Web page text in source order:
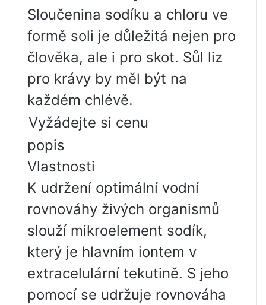
Sloučenina sodíku a chloru ve
formě soli je důležitá nejen pro
člověka, ale i pro skot. Sůl liz
pro krávy by měl být na
každém chlévě.
Vyžádejte si cenu
popis
Vlastnosti
K udržení optimální vodní
rovnováhy živých organismů
slouží mikroelement sodík,
který je hlavním iontem v
extracelulární tekutině. S jeho
pomocí se udržuje rovnováha